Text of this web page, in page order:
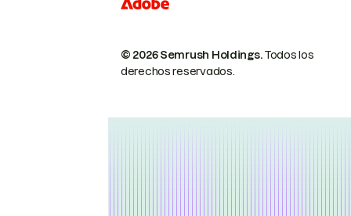
© 2026 Semrush Holdings.Todos los
derechos reservados.